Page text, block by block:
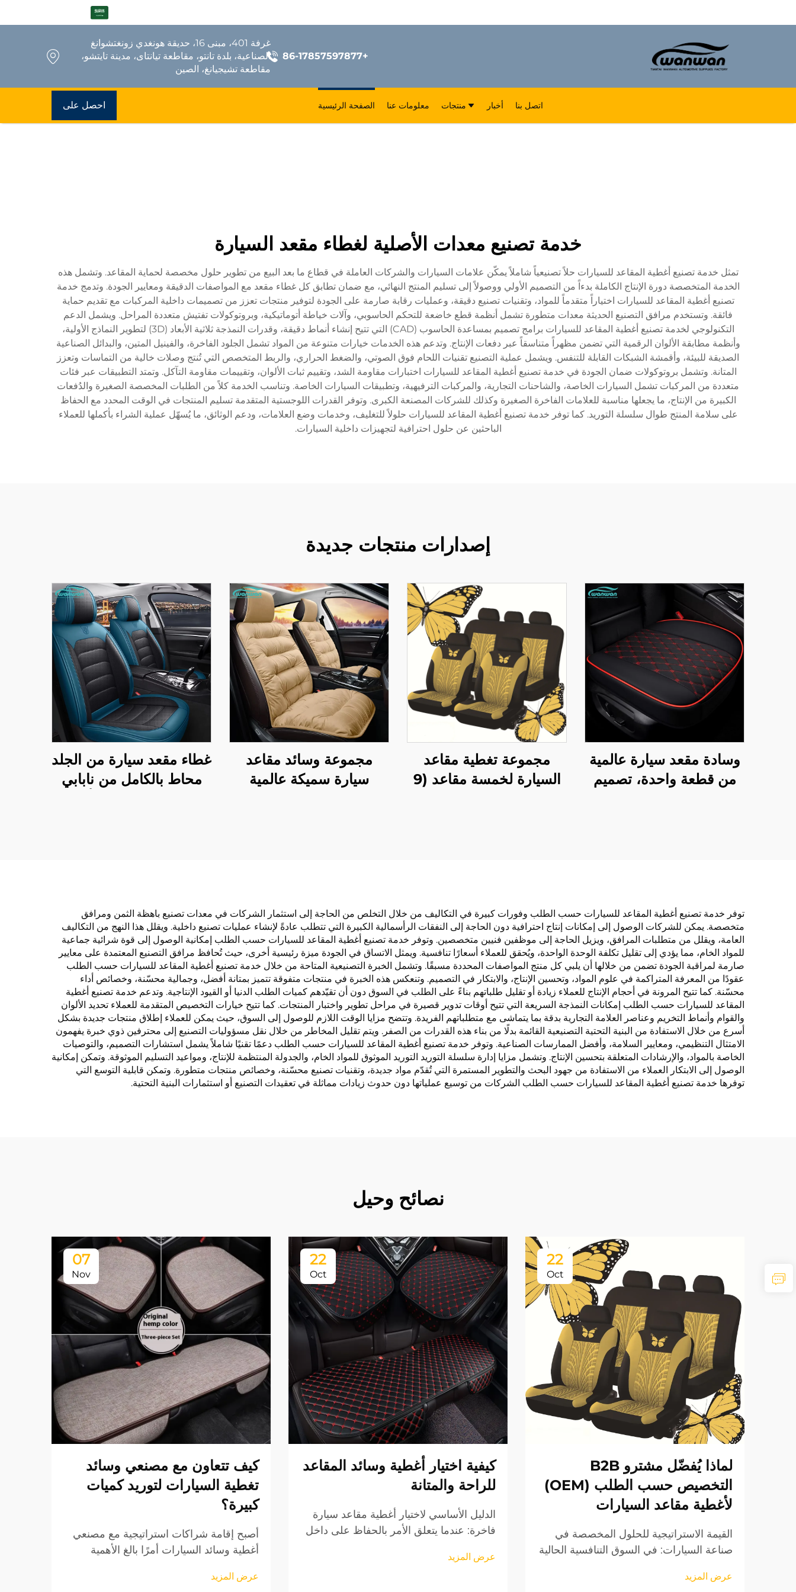
+86-17857597877
غرفة 401، مبنى 16، حديقة هونغدي زونغتشوانغ
الصناعية، بلدة تانتو، مقاطعة تيانتاى، مدينة تايتشو،
مقاطعة تشيجيانغ، الصين
الصفحة الرئيسية معلومات عنا منتجات أخبار اتصل بنا احصل على
خدمة تصنيع معدات الأصلية لغطاء مقعد السيارة
تمثل خدمة تصنيع أغطية المقاعد للسيارات حلاً تصنيعياً شاملاً يمكّن علامات السيارات والشركات العاملة في قطاع ما بعد البيع من تطوير حلول مخصصة لحماية المقاعد. وتشمل هذه
الخدمة المتخصصة دورة الإنتاج الكاملة بدءاً من التصميم الأولي ووصولاً إلى تسليم المنتج النهائي، مع ضمان تطابق كل غطاء مقعد مع المواصفات الدقيقة ومعايير الجودة. وتدمج خدمة
تصنيع أغطية المقاعد للسيارات اختياراً متقدماً للمواد، وتقنيات تصنيع دقيقة، وعمليات رقابة صارمة على الجودة لتوفير منتجات تعزز من تصميمات داخلية المركبات مع تقديم حماية
فائقة. وتستخدم مرافق التصنيع الحديثة معدات متطورة تشمل أنظمة قطع خاضعة للتحكم الحاسوبي، وآلات خياطة أتوماتيكية، وبروتوكولات تفتيش متعددة المراحل. ويشمل الدعم
التكنولوجي لخدمة تصنيع أغطية المقاعد للسيارات برامج تصميم بمساعدة الحاسوب (CAD) التي تتيح إنشاء أنماط دقيقة، وقدرات النمذجة ثلاثية الأبعاد (3D) لتطوير النماذج الأولية،
وأنظمة مطابقة الألوان الرقمية التي تضمن مظهراً متناسقاً عبر دفعات الإنتاج. وتدعم هذه الخدمات خيارات متنوعة من المواد تشمل الجلود الفاخرة، والفينيل المتين، والبدائل الصناعية
الصديقة للبيئة، وأقمشة الشبكات القابلة للتنفس. ويشمل عملية التصنيع تقنيات اللحام فوق الصوتي، والضغط الحراري، والربط المتخصص التي تُنتج وصلات خالية من التماسات وتعزز
المتانة. وتشمل بروتوكولات ضمان الجودة في خدمة تصنيع أغطية المقاعد للسيارات اختبارات مقاومة الشد، وتقييم ثبات الألوان، وتقييمات مقاومة التآكل. وتمتد التطبيقات عبر فئات
متعددة من المركبات تشمل السيارات الخاصة، والشاحنات التجارية، والمركبات الترفيهية، وتطبيقات السيارات الخاصة. وتناسب الخدمة كلاً من الطلبات المخصصة الصغيرة والدُفعات
الكبيرة من الإنتاج، ما يجعلها مناسبة للعلامات الفاخرة الصغيرة وكذلك للشركات المصنعة الكبرى. وتوفر القدرات اللوجستية المتقدمة تسليم المنتجات في الوقت المحدد مع الحفاظ
على سلامة المنتج طوال سلسلة التوريد. كما توفر خدمة تصنيع أغطية المقاعد للسيارات حلولاً للتغليف، وخدمات وضع العلامات، ودعم الوثائق، ما يُسهّل عملية الشراء بأكملها للعملاء
الباحثين عن حلول احترافية لتجهيزات داخلية السيارات.
إصدارات منتجات جديدة
وسادة مقعد سيارة عالمية
من قطعة واحدة، تصميم
مجموعة تغطية مقاعد
السيارة لخمسة مقاعد (9
مجموعة وسائد مقاعد
سيارة سميكة عالمية
غطاء مقعد سيارة من الجلد
محاط بالكامل من نابابي
توفر خدمة تصنيع أغطية المقاعد للسيارات حسب الطلب وفورات كبيرة في التكاليف من خلال التخلص من الحاجة إلى استثمار الشركات في معدات تصنيع باهظة الثمن ومرافق
متخصصة. يمكن للشركات الوصول إلى إمكانات إنتاج احترافية دون الحاجة إلى النفقات الرأسمالية الكبيرة التي تتطلب عادةً لإنشاء عمليات تصنيع داخلية. ويقلل هذا النهج من التكاليف
العامة، ويقلل من متطلبات المرافق، ويزيل الحاجة إلى موظفين فنيين متخصصين. وتوفر خدمة تصنيع أغطية المقاعد للسيارات حسب الطلب إمكانية الوصول إلى قوة شرائية جماعية
للمواد الخام، مما يؤدي إلى تقليل تكلفة الوحدة الواحدة، ويُحقق للعملاء أسعارًا تنافسية. ويمثل الاتساق في الجودة ميزة رئيسية أخرى، حيث تُحافظ مرافق التصنيع المعتمدة على معايير
صارمة لمراقبة الجودة تضمن من خلالها أن يلبي كل منتج المواصفات المحددة مسبقًا. وتشمل الخبرة التصنيعية المتاحة من خلال خدمة تصنيع أغطية المقاعد للسيارات حسب الطلب
عقودًا من المعرفة المتراكمة في علوم المواد، وتحسين الإنتاج، والابتكار في التصميم. وتنعكس هذه الخبرة في منتجات متفوقة تتميز بمتانة أفضل، وجمالية محسّنة، وخصائص أداء
محسّنة. كما تتيح المرونة في أحجام الإنتاج للعملاء زيادة أو تقليل طلباتهم بناءً على الطلب في السوق دون أن تقيّدهم كميات الطلب الدنيا أو القيود الإنتاجية. وتدعم خدمة تصنيع أغطية
المقاعد للسيارات حسب الطلب إمكانات النمذجة السريعة التي تتيح أوقات تدوير قصيرة في مراحل تطوير واختبار المنتجات. كما تتيح خيارات التخصيص المتقدمة للعملاء تحديد الألوان
والقوام وأنماط التخريم وعناصر العلامة التجارية بدقة بما يتماشى مع متطلباتهم الفريدة. وتتضح مزايا الوقت اللازم للوصول إلى السوق، حيث يمكن للعملاء إطلاق منتجات جديدة بشكل
أسرع من خلال الاستفادة من البنية التحتية التصنيعية القائمة بدلًا من بناء هذه القدرات من الصفر. ويتم تقليل المخاطر من خلال نقل مسؤوليات التصنيع إلى محترفين ذوي خبرة يفهمون
الامتثال التنظيمي، ومعايير السلامة، وأفضل الممارسات الصناعية. وتوفر خدمة تصنيع أغطية المقاعد للسيارات حسب الطلب دعمًا تقنيًا شاملاً يشمل استشارات التصميم، والتوصيات
الخاصة بالمواد، والإرشادات المتعلقة بتحسين الإنتاج. وتشمل مزايا إدارة سلسلة التوريد التوريد الموثوق للمواد الخام، والجدولة المنتظمة للإنتاج، ومواعيد التسليم الموثوقة. وتمكن إمكانية
الوصول إلى الابتكار العملاء من الاستفادة من جهود البحث والتطوير المستمرة التي تُقدّم مواد جديدة، وتقنيات تصنيع محسّنة، وخصائص منتجات متطورة. وتمكن قابلية التوسع التي
توفرها خدمة تصنيع أغطية المقاعد للسيارات حسب الطلب الشركات من توسيع عملياتها دون حدوث زيادات مماثلة في تعقيدات التصنيع أو استثمارات البنية التحتية.
نصائح وحيل
22
Oct
لماذا يُفضّل مشترو B2B
التخصيص حسب الطلب (OEM)
لأغطية مقاعد السيارات
القيمة الاستراتيجية للحلول المخصصة في
صناعة السيارات: في السوق التنافسية الحالية
(B2B) بشكل متزايد نحو تخصيص أغطيةعرض المزيد
22
Oct
كيفية اختيار أغطية وسائد المقاعد
للراحة والمتانة
الدليل الأساسي لاختيار أغطية مقاعد سيارة
فاخرة: عندما يتعلق الأمر بالحفاظ على داخل
أغطية وسائد السيارة تلعب دورًا حيويًا. لا
عرض المزيد
07
Nov
كيف تتعاون مع مصنعي وسائد
تغطية السيارات لتوريد كميات
كبيرة؟
أصبح إقامة شراكات استراتيجية مع مصنعي
أغطية وسائد السيارات أمرًا بالغ الأهمية
توريد موثوقة لكميات كبيرة في سوق
عرض المزيد